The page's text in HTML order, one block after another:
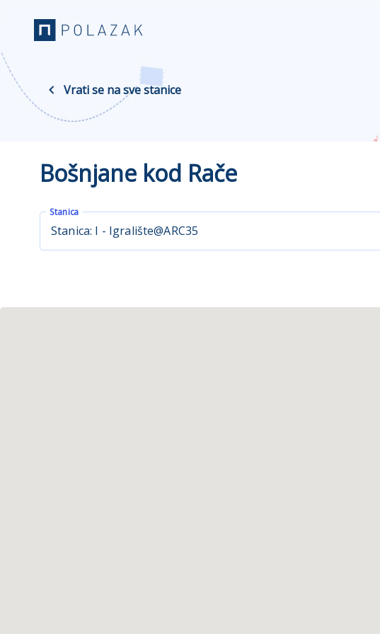
Vrati se na sve stanice
Bošnjane kod Rače
Stanica
Stanica: I - Igralište@ARC35